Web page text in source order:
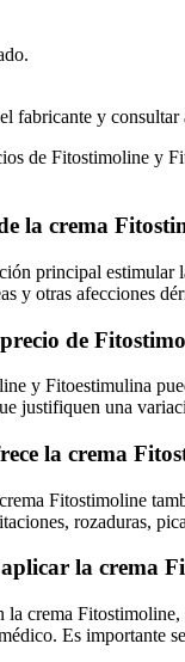
fabricante y
de Fitostimoline y
la crema
principal estimular
y otras afecciones
de
y Fitoestimulina
justifiquen una
la crema
Fitostimoline
rozaduras,
la crema
la crema
Es importante